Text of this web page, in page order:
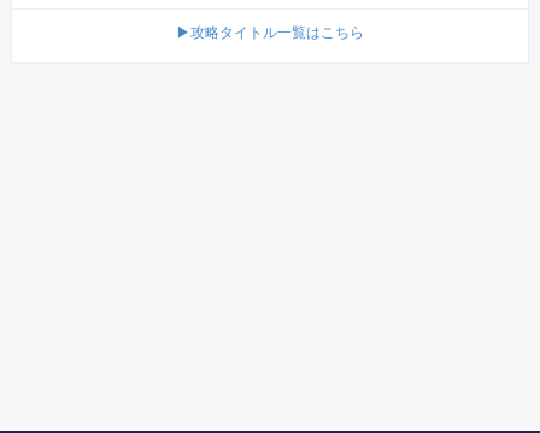
▶攻略タイトル一覧はこちら